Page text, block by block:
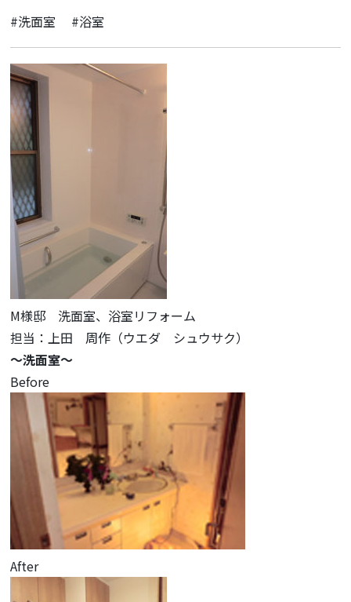
#洗面室 #浴室
M様邸 洗面室、浴室リフォーム
担当：上田 周作（ウエダ シュウサク）
～洗面室～
Before
After